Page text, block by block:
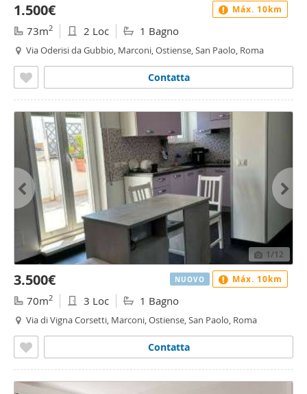
1.500€
73m2 2 Loc 1 Bagno
Via Oderisi da Gubbio, Marconi, Ostiense, San Paolo, Roma
Contatta
Máx. 10km
1/12
3.500€
70m2 3 Loc 1 Bagno
Via di Vigna Corsetti, Marconi, Ostiense, San Paolo, Roma
Contatta
NUOVO Máx. 10km